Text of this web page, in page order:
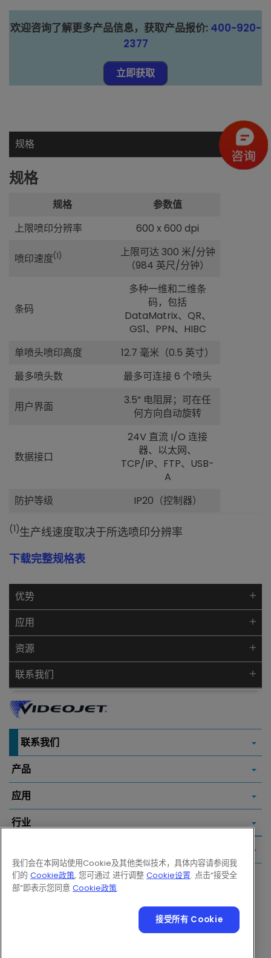
欢迎咨询了解更多产品信息，获取产品报价: 400-920-
2377
立即获取
规格
规格
规格
参数值
上限喷印分辨率
600 x 600 dpi
喷印速度(1)
上限可达 300 米/分钟
（984 英尺/分钟）
条码
多种一维和二维条
码，包括
DataMatrix、QR、
GS1、PPN、HIBC
单喷头喷印高度
12.7 毫米（0.5 英寸）
最多喷头数
最多可连接 6 个喷头
用户界面
3.5” 电阻屏；可在任
何方向自动旋转
数据接口
24V 直流 I/O 连接
器、以太网、
TCP/IP、FTP、USB-
A
防护等级
IP20（控制器）
(1)生产线速度取决于所选喷印分辨率
下载完整规格表
优势
应用
资源
联系我们
联系我们
产品
应用
行业
Follow us on:
© 2026 Videojet Technologies Inc.
Cookie 设置 免责声明
求职
我们会在本网站使用Cookie及其他类似技术，具体内容请参阅我
们的 Cookie政策, 您可通过 进行调整 Cookie设置. 点击“接受全
部”即表示您同意 Cookie政策.
接受所有 Cookie